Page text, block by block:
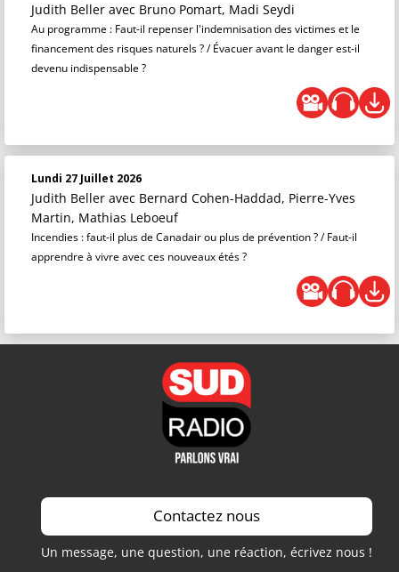
Judith Beller avec Bruno Pomart, Madi Seydi
Au programme : Faut-il repenser l'indemnisation des victimes et le
financement des risques naturels ? / Évacuer avant le danger est-il
devenu indispensable ?
Lundi 27 Juillet 2026
Judith Beller avec Bernard Cohen-Haddad, Pierre-Yves
Martin, Mathias Leboeuf
Incendies : faut-il plus de Canadair ou plus de prévention ? / Faut-il
apprendre à vivre avec ces nouveaux étés ?
Contactez nous
Un message, une question, une réaction, écrivez nous !